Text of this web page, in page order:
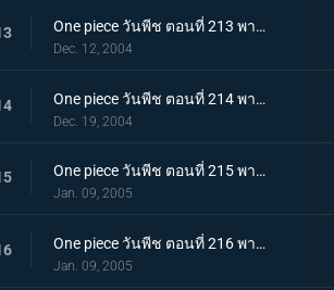
One piece วันพีช ตอนที่ 213 พากย์ไทย ศึกรอบที่สาม โรลเลอร์เรซหมุนติ้วๆ
Dec. 12, 2004
One piece วันพีช ตอนที่ 214 พากย์ไทย การแข่งขันอันเร่าร้อน! เข้าสู่รอบสุดท้าย!
Dec. 19, 2004
One piece วันพีช ตอนที่ 215 พากย์ไทย ดวลบอลเดือด! ดอดจ์บอลโจรสลัด!
Jan. 09, 2005
One piece วันพีช ตอนที่ 216 พากย์ไทย การแข่งที่หน้าผา! เกมเออีไอโอยู!
Jan. 09, 2005